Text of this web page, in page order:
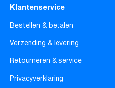
Klantenservice
Bestellen & betalen
Verzending & levering
Retourneren & service
Privacyverklaring